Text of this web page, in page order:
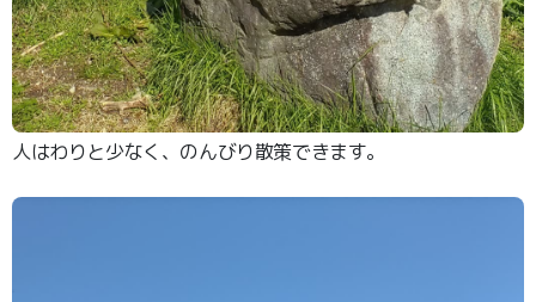
人はわりと少なく、のんびり散策できます。